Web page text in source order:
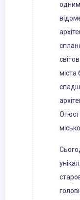
одним
міста